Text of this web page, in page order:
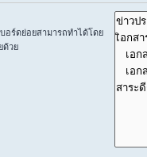
อร์ดย่อยสามารถทำได้โดย
ด้วย